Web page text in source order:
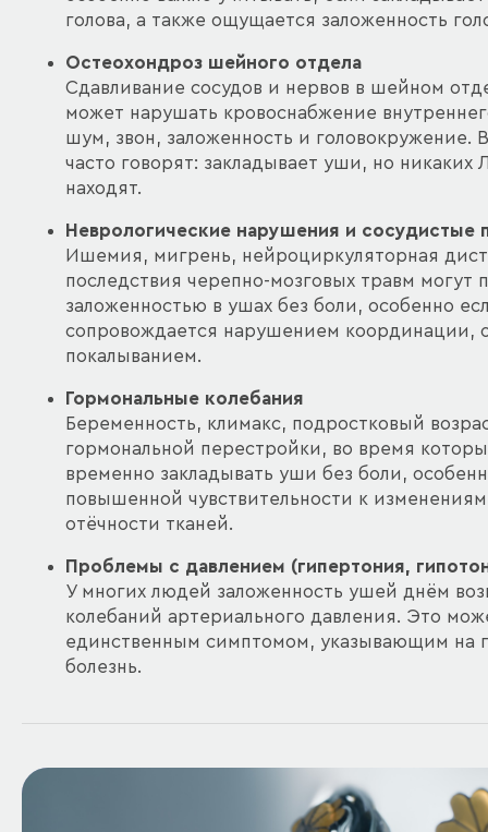
голова, а также ощущается заложенность
Остеохондроз шейного отдела
Сдавливание сосудов и нервов в шейном
может нарушать кровоснабжение
шум, звон, заложенность и головокружение. В
часто говорят: закладывает уши, но никаких
находят.
Неврологические нарушения и сосудистые
Ишемия, мигрень, нейроциркуляторная
последствия черепно-мозговых травм могут
заложенностью в ушах без боли, особенно
сопровождается нарушением координации,
покалыванием.
Гормональные колебания
Беременность, климакс, подростковый
гормональной перестройки, во время
временно закладывать уши без боли,
повышенной чувствительности к
отёчности тканей.
Проблемы с давлением (гипертония,
У многих людей заложенность ушей днём
колебаний артериального давления. Это
единственным симптомом, указывающим на
болезнь.